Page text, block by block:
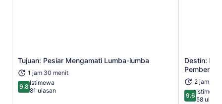
Tujuan: Pesiar Mengamati Lumba-lumba
1 jam 30 menit
9.89.8 dari 10
Istimewa
81 ulasan
Buka di tab baru
Destin:
2 jam 30
9.69.6 dari 10
Istimewa
58